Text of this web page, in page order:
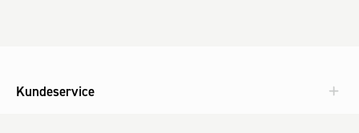
Kundeservice